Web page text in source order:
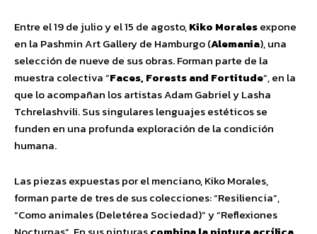
Entre el 19 de julio y el 15 de agosto,Kiko Moralesexpone
en la Pashmin Art Gallery de Hamburgo (Alemania), una
selección de nueve de sus obras. Forman parte de la
muestra colectiva “Faces, Forests and Fortitude“, en la
que lo acompañan los artistas Adam Gabriel y Lasha
Tchrelashvili. Sus singulares lenguajes estéticos se
funden en una profunda exploración de la condición
humana.
Las piezas expuestas por el menciano, Kiko Morales,
forman parte de tres de sus colecciones: “Resiliencia”,
“Como animales (Deletérea Sociedad)” y “Reflexiones